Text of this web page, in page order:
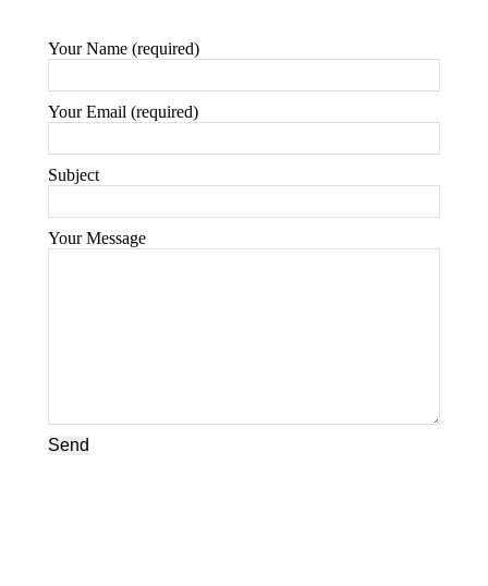
Your Name (required)
Your Email (required)
Subject
Your Message